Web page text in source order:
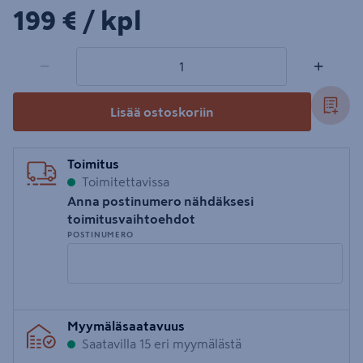
199€/kpl
199 € / kpl
− +
Lisää ostoskoriin
Toimitus
Toimitettavissa
Anna postinumero nähdäksesi
toimitusvaihtoehdot
POSTINUMERO
postinumero
Myymäläsaatavuus
Saatavilla 15 eri myymälästä